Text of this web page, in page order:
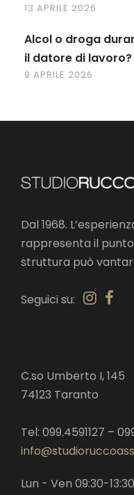
13 APRILE 2026
Alcol o droga
il datore di lavoro?
9 APRILE 2026
Dal 1968.
rappresenta il
struttura può
Seguici su:
C.so Umberto I, 145
74123 Taranto
Tel: 099.4591127 –
Lun - Ven 09:30-